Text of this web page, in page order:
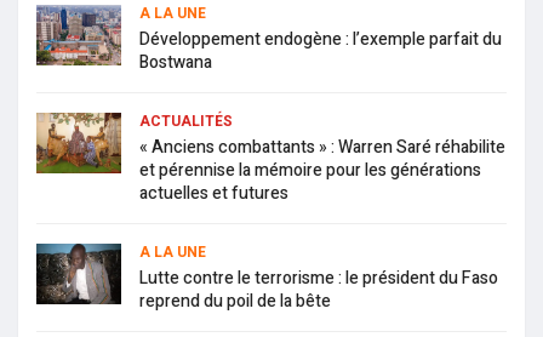
A LA UNE
Développement endogène : l’exemple parfait du
Bostwana
ACTUALITÉS
« Anciens combattants » : Warren Saré réhabilite
et pérennise la mémoire pour les générations
actuelles et futures
A LA UNE
Lutte contre le terrorisme : le président du Faso
reprend du poil de la bête